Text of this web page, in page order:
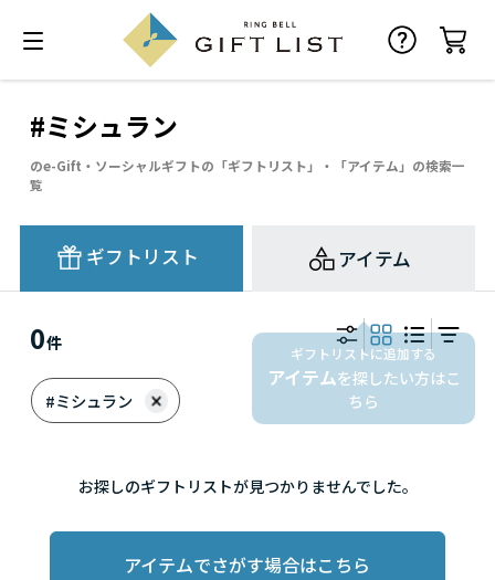
#ミシュラン
のe-Gift・ソーシャルギフトの「ギフトリスト」・「アイテム」の検索一
覧
ギフトリスト アイテム
ギフトリストに追加する
アイテムを探したい方はこ
ちら
0件
#ミシュラン
お探しのギフトリストが見つかりませんでした。
アイテムでさがす場合はこちら